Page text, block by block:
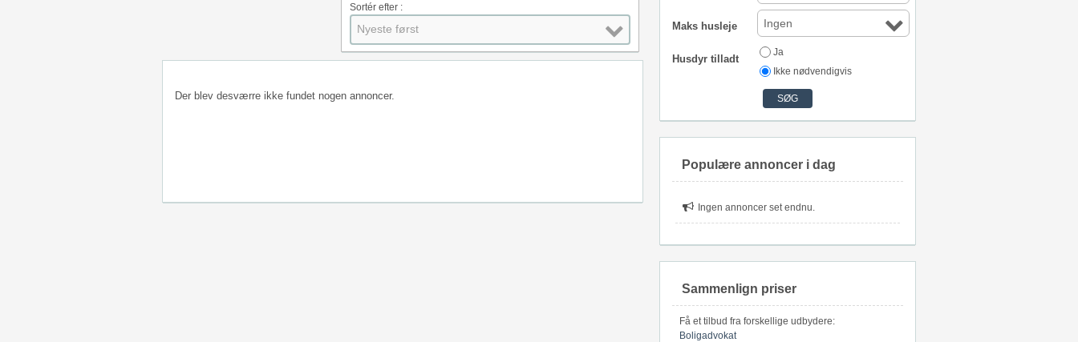
Sortér efter :
Nyeste først
Der blev desværre ikke fundet nogen annoncer.
Maks husleje Ingen
Husdyr tilladt
Ja
Ikke nødvendigvis
Populære annoncer i dag
Ingen annoncer set endnu.
Sammenlign priser
Få et tilbud fra forskellige udbydere:
Boligadvokat